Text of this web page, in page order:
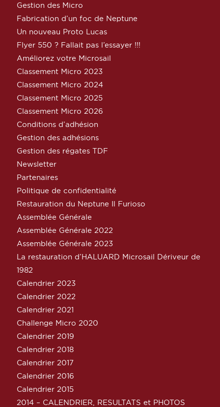
Gestion des Micro
Fabrication d’un foc de Neptune
Un nouveau Proto Lucas
Flyer 550 ? Fallait pas l’essayer !!!
Améliorez votre Microsail
Classement Micro 2023
Classement Micro 2024
Classement Micro 2025
Classement Micro 2026
Conditions d’adhésion
Gestion des adhésions
Gestion des régates TDF
Newsletter
Partenaires
Politique de confidentialité
Restauration du Neptune Il Furioso
Assemblée Générale
Assemblée Générale 2022
Assemblée Générale 2023
La restauration d’HALUARD Microsail Dériveur de
1982
Calendrier 2023
Calendrier 2022
Calendrier 2021
Challenge Micro 2020
Calendrier 2019
Calendrier 2018
Calendrier 2017
Calendrier 2016
Calendrier 2015
2014 – CALENDRIER, RESULTATS et PHOTOS